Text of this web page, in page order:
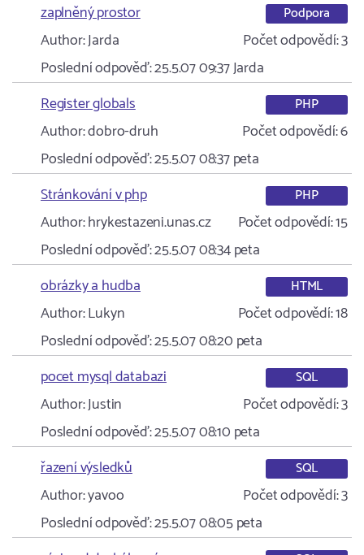
zaplněný prostor
Podpora
Author:Jarda Počet odpovědí:3
Poslední odpověď:25.5.07 09:37Jarda
Register globals
PHP
Author:dobro-druh Počet odpovědí:6
Poslední odpověď:25.5.07 08:37peta
Stránkování v php
PHP
Author:hrykestazeni.unas.cz Počet odpovědí:15
Poslední odpověď:25.5.07 08:34peta
obrázky a hudba
HTML
Author:Lukyn Počet odpovědí:18
Poslední odpověď:25.5.07 08:20 peta
pocet mysql databazi
SQL
Author:Justin Počet odpovědí:3
Poslední odpověď:25.5.07 08:10 peta
řazení výsledků
SQL
Author:yavoo Počet odpovědí:3
Poslední odpověď:25.5.07 08:05peta